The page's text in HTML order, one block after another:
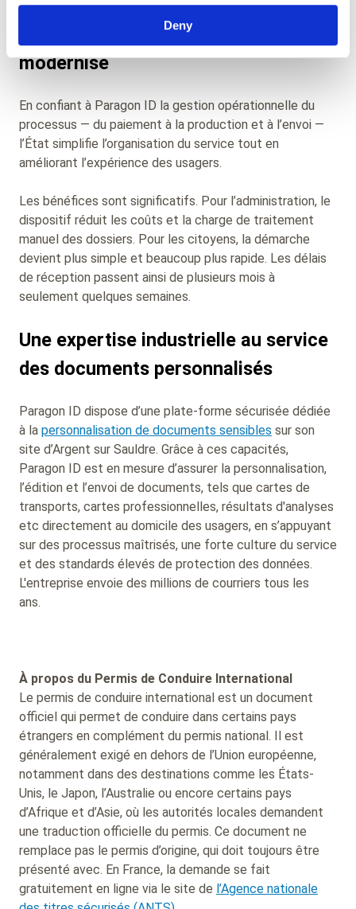
Deny
Les avantages d’un dispositif
modernisé
En confiant à Paragon ID la gestion opérationnelle du
processus — du paiement à la production et à l’envoi —
l’État simplifie l’organisation du service tout en
améliorant l’expérience des usagers.
Les bénéfices sont significatifs. Pour l’administration, le
dispositif réduit les coûts et la charge de traitement
manuel des dossiers. Pour les citoyens, la démarche
devient plus simple et beaucoup plus rapide. Les délais
de réception passent ainsi de plusieurs mois à
seulement quelques semaines.
Une expertise industrielle au service
des documents personnalisés
Paragon ID dispose d’une plate-forme sécurisée dédiée
à la personnalisation de documents sensibles sur son
site d’Argent sur Sauldre. Grâce à ces capacités,
Paragon ID est en mesure d’assurer la personnalisation,
l’édition et l’envoi de documents, tels que cartes de
transports, cartes professionnelles, résultats d'analyses
etc directement au domicile des usagers, en s’appuyant
sur des processus maîtrisés, une forte culture du service
et des standards élevés de protection des données.
L'entreprise envoie des millions de courriers tous les
ans.
À propos du Permis de Conduire International
Le permis de conduire international est un document
officiel qui permet de conduire dans certains pays
étrangers en complément du permis national. Il est
généralement exigé en dehors de l’Union européenne,
notamment dans des destinations comme les États-
Unis, le Japon, l’Australie ou encore certains pays
d’Afrique et d’Asie, où les autorités locales demandent
une traduction officielle du permis. Ce document ne
remplace pas le permis d’origine, qui doit toujours être
présenté avec. En France, la demande se fait
gratuitement en ligne via le site de l’Agence nationale